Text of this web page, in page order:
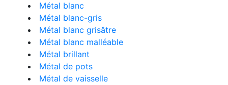
Métal blanc
Métal blanc-gris
Métal blanc grisâtre
Métal blanc malléable
Métal brillant
Métal de pots
Métal de vaisselle